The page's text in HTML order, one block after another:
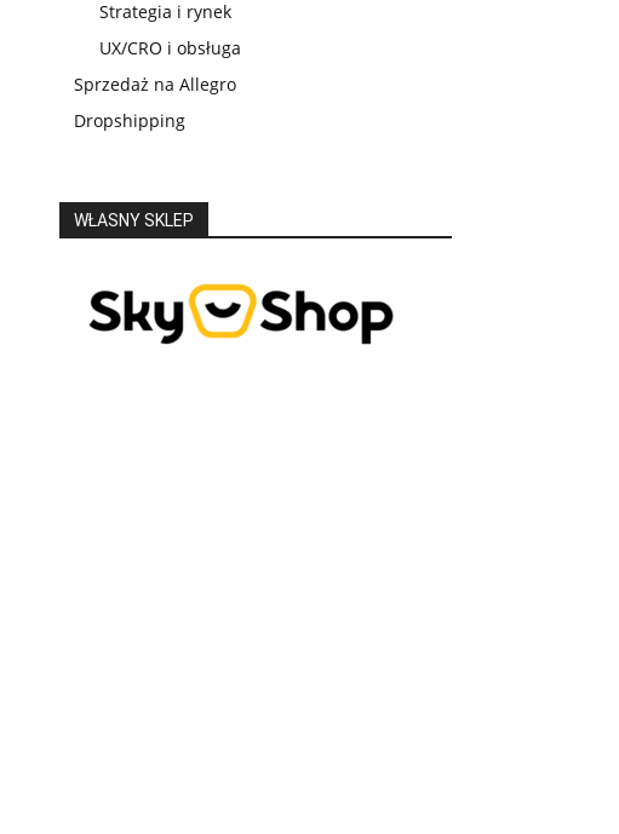
Strategia i rynek
UX/CRO i obsługa
Sprzedaż na Allegro
Dropshipping
WŁASNY SKLEP